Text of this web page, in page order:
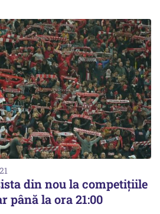
din nou la competiţiile
până la ora 21:00